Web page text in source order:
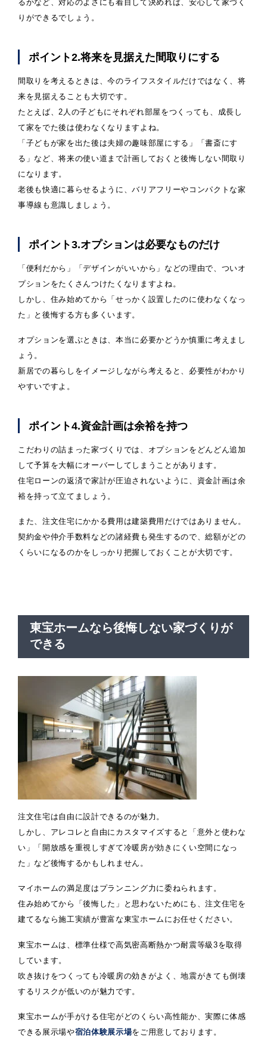
るかなど、対応のよさにも着目して決めれば、安心して家づく
りができるでしょう。
ポイント2.将来を見据えた間取りにする
間取りを考えるときは、今のライフスタイルだけではなく、将
来を見据えることも大切です。
たとえば、2人の子どもにそれぞれ部屋をつくっても、成長し
て家をでた後は使わなくなりますよね。
「子どもが家を出た後は夫婦の趣味部屋にする」「書斎にす
る」など、将来の使い道まで計画しておくと後悔しない間取り
になります。
老後も快適に暮らせるように、バリアフリーやコンパクトな家
事導線も意識しましょう。
ポイント3.オプションは必要なものだけ
「便利だから」「デザインがいいから」などの理由で、ついオ
プションをたくさんつけたくなりますよね。
しかし、住み始めてから「せっかく設置したのに使わなくなっ
た」と後悔する方も多くいます。
オプションを選ぶときは、本当に必要かどうか慎重に考えまし
ょう。
新居での暮らしをイメージしながら考えると、必要性がわかり
やすいですよ。
ポイント4.資金計画は余裕を持つ
こだわりの詰まった家づくりでは、オプションをどんどん追加
して予算を大幅にオーバーしてしまうことがあります。
住宅ローンの返済で家計が圧迫されないように、資金計画は余
裕を持って立てましょう。
また、注文住宅にかかる費用は建築費用だけではありません。
契約金や仲介手数料などの諸経費も発生するので、総額がどの
くらいになるのかをしっかり把握しておくことが大切です。
東宝ホームなら後悔しない家づくりが
できる
注文住宅は自由に設計できるのが魅力。
しかし、アレコレと自由にカスタマイズすると「意外と使わな
い」「開放感を重視しすぎて冷暖房が効きにくい空間になっ
た」など後悔するかもしれません。
マイホームの満足度はプランニング力に委ねられます。
住み始めてから「後悔した」と思わないためにも、注文住宅を
建てるなら施工実績が豊富な東宝ホームにお任せください。
東宝ホームは、標準仕様で高気密高断熱かつ耐震等級3を取得
しています。
吹き抜けをつくっても冷暖房の効きがよく、地震がきても倒壊
するリスクが低いのが魅力です。
東宝ホームが手がける住宅がどのくらい高性能か、実際に体感
できる展示場や宿泊体験展示場をご用意しております。